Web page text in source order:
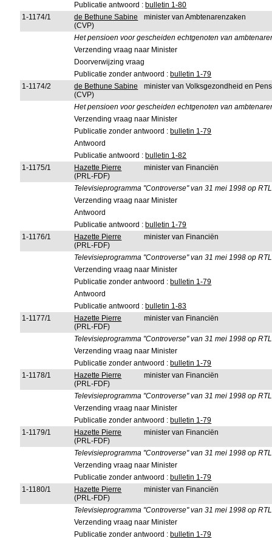
Publicatie antwoord : bulletin 1-80
1-1174/1
de Bethune Sabine
(CVP)
minister van Ambtenarenzaken
Het pensioen voor gescheiden echtgenoten van
Verzending vraag naar Minister
Doorverwijzing vraag
Publicatie zonder antwoord : bulletin 1-79
1-1174/2
de Bethune Sabine
(CVP)
minister van Volksgezondheid en
Het pensioen voor gescheiden echtgenoten van
Verzending vraag naar Minister
Publicatie zonder antwoord : bulletin 1-79
Antwoord
Publicatie antwoord : bulletin 1-82
1-1175/1
Hazette Pierre
(PRL-FDF)
minister van Financiën
Televisieprogramma "Controverse" van 31 mei 1998 op
Verzending vraag naar Minister
Antwoord
Publicatie antwoord : bulletin 1-79
1-1176/1
Hazette Pierre
(PRL-FDF)
minister van Financiën
Televisieprogramma "Controverse" van 31 mei 1998 op
Verzending vraag naar Minister
Publicatie zonder antwoord : bulletin 1-79
Antwoord
Publicatie antwoord : bulletin 1-83
1-1177/1
Hazette Pierre
(PRL-FDF)
minister van Financiën
Televisieprogramma "Controverse" van 31 mei 1998 op
Verzending vraag naar Minister
Publicatie zonder antwoord : bulletin 1-79
1-1178/1
Hazette Pierre
(PRL-FDF)
minister van Financiën
Televisieprogramma "Controverse" van 31 mei 1998 op
Verzending vraag naar Minister
Publicatie zonder antwoord : bulletin 1-79
1-1179/1
Hazette Pierre
(PRL-FDF)
minister van Financiën
Televisieprogramma "Controverse" van 31 mei 1998 op
Verzending vraag naar Minister
Publicatie zonder antwoord : bulletin 1-79
1-1180/1
Hazette Pierre
(PRL-FDF)
minister van Financiën
Televisieprogramma "Controverse" van 31 mei 1998 op
Verzending vraag naar Minister
Publicatie zonder antwoord : bulletin 1-79